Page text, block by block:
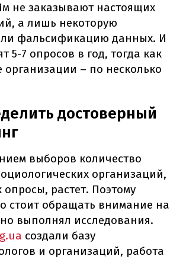
не заказывают настоящих
а лишь некоторую
фальсификацию данных. И
5-7 опросов в год, тогда как
– по несколько
достоверный
выборов количество
организаций,
растет. Поэтому
стоит обращать внимание на
выполнял исследования.
создали базу
и организаций, работа